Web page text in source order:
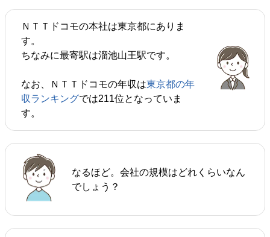
ＮＴＴドコモの本社は東京都にありま
す。
ちなみに最寄駅は溜池山王駅です。
なお、ＮＴＴドコモの年収は東京都の年
収ランキングでは211位となっていま
す。
なるほど。会社の規模はどれくらいなん
でしょう？